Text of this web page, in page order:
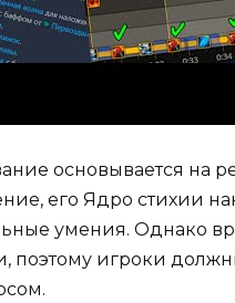
основывается на
его Ядро стихии
умения. Однако
поэтому игроки